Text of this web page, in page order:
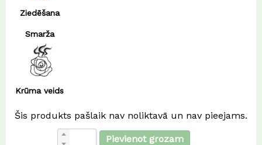
Ziedēšana
Smarža
Krūma veids
Šis produkts pašlaik nav noliktavā un nav pieejams.
Pievienot grozam